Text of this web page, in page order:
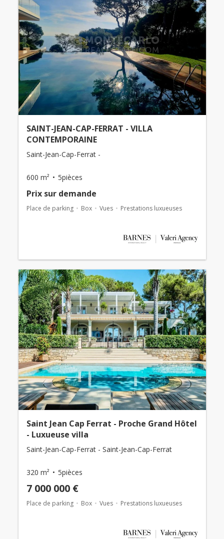
SAINT-JEAN-CAP-FERRAT - VILLA
CONTEMPORAINE
Saint-Jean-Cap-Ferrat -
600 m² 5pièces
Prix ​​sur demande
Place de parking Box Vues Prestations luxueuses
Saint Jean Cap Ferrat - Proche Grand Hôtel
- Luxueuse villa
Saint-Jean-Cap-Ferrat - Saint-Jean-Cap-Ferrat
320 m² 5pièces
7 000 000 €
Place de parking Box Vues Prestations luxueuses